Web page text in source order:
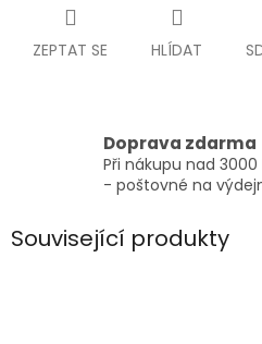
ZEPTAT SE HLÍDAT
Doprava zdarma
Při nákupu nad
- poštovné na
Související produkty